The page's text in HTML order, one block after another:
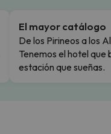
El mayor catálogo
De los Pirineos a los
Tenemos el hotel que
estación que sueñas.